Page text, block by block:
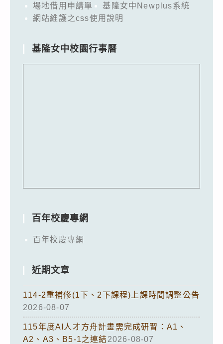
場地借用申請單
基隆女中Newplus系統
網站維護之css使用說明
基隆女中校園行事曆
百年校慶專網
百年校慶專網
近期文章
114-2重補修(1下、2下課程)上課時間調整公告
2026-08-07
115年度AI人才方舟計畫需完成研習：A1、
A2、A3、B5-1之連結2026-08-07